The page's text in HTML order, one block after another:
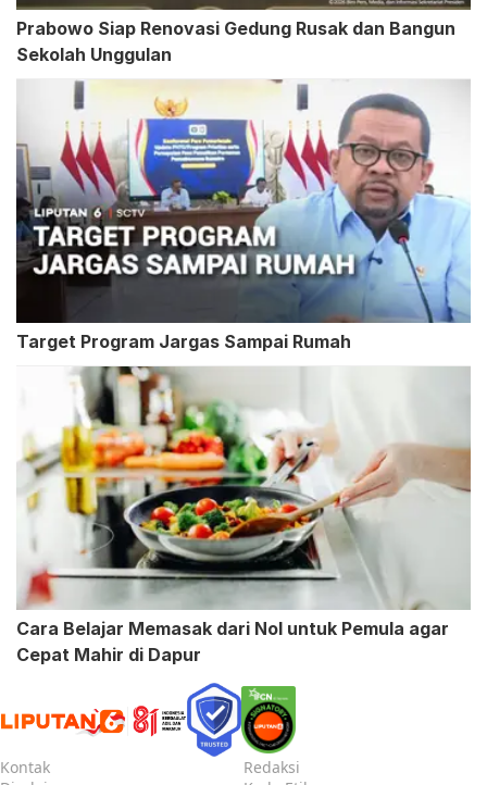
Prabowo Siap Renovasi Gedung Rusak dan Bangun
Sekolah Unggulan
Target Program Jargas Sampai Rumah
Cara Belajar Memasak dari Nol untuk Pemula agar
Cepat Mahir di Dapur
Kontak
Redaksi